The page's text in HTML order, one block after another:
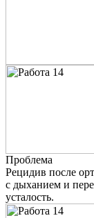
Проблема
Рецидив после
с дыханием и
усталость.